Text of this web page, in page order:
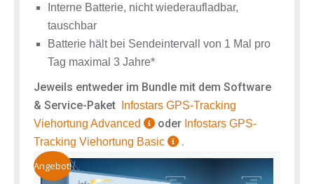
Interne Batterie, nicht wiederaufladbar,
tauschbar
Batterie hält bei Sendeintervall von 1 Mal pro
Tag maximal 3 Jahre*
Jeweils entweder im Bundle mit dem Software
& Service-Paket
Infostars GPS-Tracking
Viehortung Advanced
oder Infostars GPS-
Tracking Viehortung Basic
.
Angebot!